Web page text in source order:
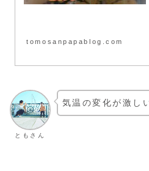
tomosanpapablog.com
ともさん
気温の変化が激し